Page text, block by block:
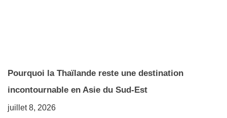
Pourquoi la Thaïlande reste une destination
incontournable en Asie du Sud-Est
juillet 8, 2026